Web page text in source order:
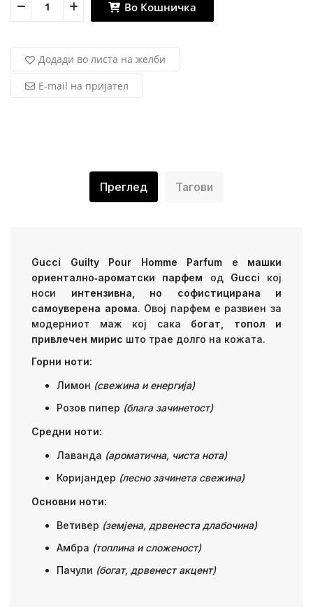
Во Кошничка
Додади во листа на желби
E-mail на пријател
Преглед Тагови
Gucci Guilty Pour Homme Parfum е машки
ориентално‑ароматски парфем од Gucci кој
носи интензивна, но софистицирана и
самоуверена арома. Овој парфем е развиен за
модерниот маж кој сака богат, топол и
привлечен мирис што трае долго на кожата.
Горни ноти:
Лимон (свежина и енергија)
Розов пипер (блага зачинетост)
Средни ноти:
Лаванда (ароматична, чиста нота)
Коријандер (лесно зачинета свежина)
Основни ноти:
Ветивер (земјена, дрвенеста длабочина)
Амбра (топлина и сложеност)
Пачули (богат, дрвенест акцент)